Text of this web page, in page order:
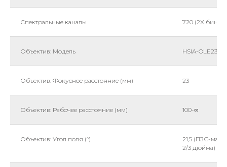
Спектральные каналы 720 (2X
Объектив: Модель HSIA-OLE23
Объектив: Фокусное расстояние (мм) 23
Объектив: Рабочее расстояние (мм) 100-∞
Объектив: Угол поля (°)
21,5 (ПЗС-
2/3 дюйма)